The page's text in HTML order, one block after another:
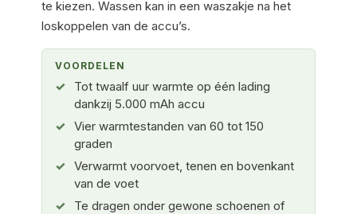
te kiezen. Wassen kan in een waszakje na het
loskoppelen van de accu’s.
VOORDELEN
Tot twaalf uur warmte op één lading
dankzij 5.000 mAh accu
Vier warmtestanden van 60 tot 150
graden
Verwarmt voorvoet, tenen en bovenkant
van de voet
Te dragen onder gewone schoenen of